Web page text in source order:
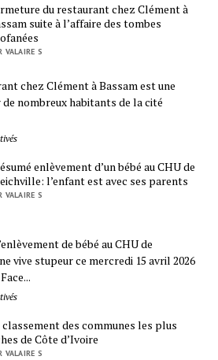
du restaurant chez Clément à
suite à l’affaire des tombes
VALAIRE S
chez Clément à Bassam est une
nombreux habitants de la cité
enlèvement d’un bébé au CHU de
l’enfant est avec ses parents
VALAIRE S
de bébé au CHU de
vive stupeur ce mercredi 15 avril 2026
classement des communes les plus
de Côte d’Ivoire
VALAIRE S